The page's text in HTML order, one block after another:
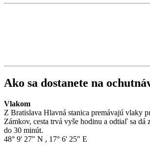
Ako sa dostanete na
Vlakom
Z Bratislava Hlavná stanica premávajú vlaky
Zámkov, cesta trvá vyše hodinu a odtiaľ sa dá
do 30 minút.
48° 9' 27" N , 17° 6' 25" E